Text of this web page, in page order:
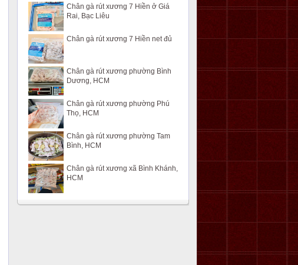
Chân gà rút xương 7 Hiền ở Giá
Rai, Bạc Liêu
Chân gà rút xương 7 Hiền net đủ
Chân gà rút xương phường Bình
Dương, HCM
Chân gà rút xương phường Phú
Thọ, HCM
Chân gà rút xương phường Tam
Bình, HCM
Chân gà rút xương xã Bình Khánh,
HCM